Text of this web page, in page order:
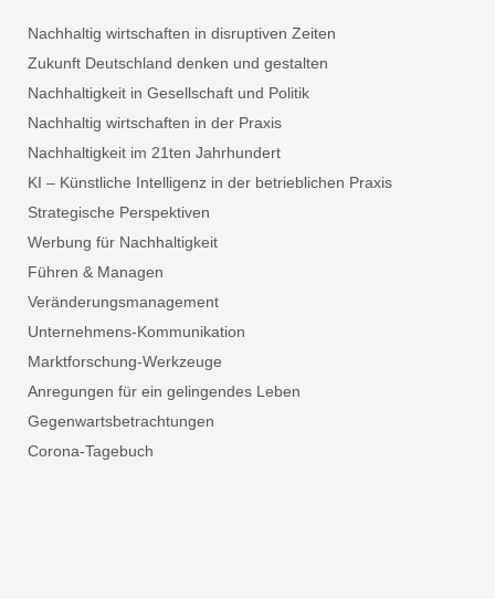
Nachhaltig wirtschaften in disruptiven Zeiten
Zukunft Deutschland denken und gestalten
Nachhaltigkeit in Gesellschaft und Politik
Nachhaltig wirtschaften in der Praxis
Nachhaltigkeit im 21ten Jahrhundert
KI – Künstliche Intelligenz in der betrieblichen Praxis
Strategische Perspektiven
Werbung für Nachhaltigkeit
Führen & Managen
Veränderungsmanagement
Unternehmens-Kommunikation
Marktforschung-Werkzeuge
Anregungen für ein gelingendes Leben
Gegenwartsbetrachtungen
Corona-Tagebuch